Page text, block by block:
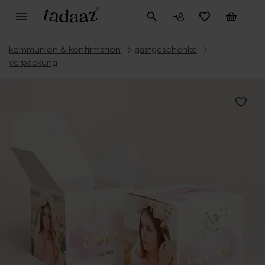
kommunion & konfirmation → gastgeschenke →
verpackung